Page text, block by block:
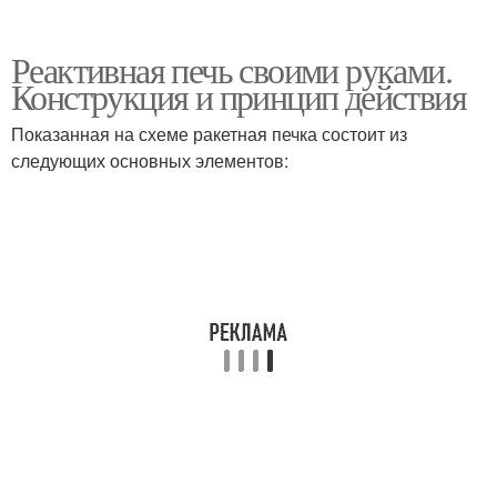
Реактивная печь своими руками.
Конструкция и принцип действия
Показанная на схеме ракетная печка состоит из
следующих основных элементов: